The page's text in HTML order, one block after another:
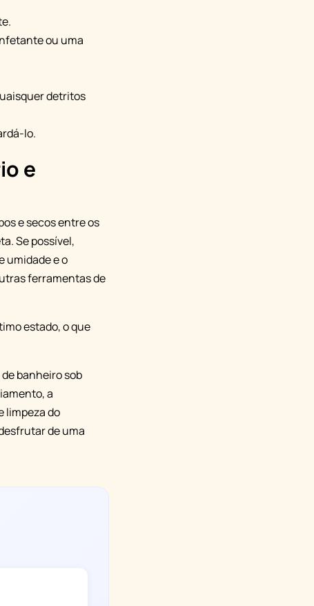
ou uma
detritos
lo.
e
e secos entre os
Se possível,
umidade e o
ferramentas de
estado, o que
banheiro sob
a
limpeza do
de uma